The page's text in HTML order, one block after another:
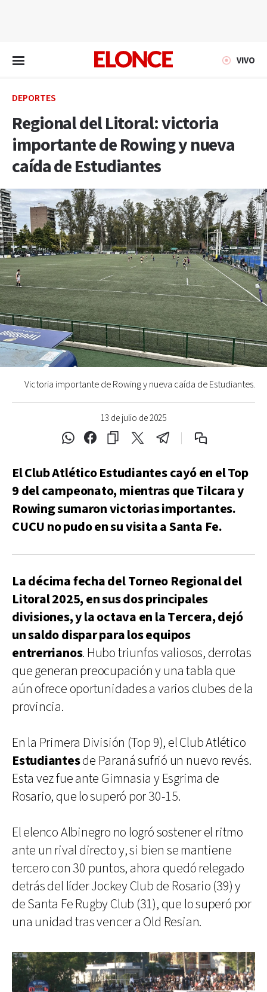
VIVO
DEPORTES
Regional del Litoral: victoria
importante de Rowing y nueva
caída de Estudiantes
13 de julio de 2025
Victoria importante de Rowing y nueva caída de Estudiantes.
El Club Atlético Estudiantes cayó en el Top
9 del campeonato, mientras que Tilcara y
Rowing sumaron victorias importantes.
CUCU no pudo en su visita a Santa Fe.
La décima fecha del Torneo Regional del
Litoral 2025, en sus dos principales
divisiones, y la octava en la Tercera, dejó
un saldo dispar para los equipos
entrerrianos. Hubo triunfos valiosos, derrotas
que generan preocupación y una tabla que
aún ofrece oportunidades a varios clubes de la
provincia.
En la Primera División (Top 9), el Club Atlético
Estudiantesde Paraná sufrió un nuevo revés.
Esta vez fue ante Gimnasia y Esgrima de
Rosario, que lo superó por 30-15.
El elenco Albinegro no logró sostener el ritmo
ante un rival directo y, si bien se mantiene
tercero con 30 puntos, ahora quedó relegado
detrás del líder Jockey Club de Rosario (39) y
de Santa Fe Rugby Club (31), que lo superó por
una unidad tras vencer a Old Resian.